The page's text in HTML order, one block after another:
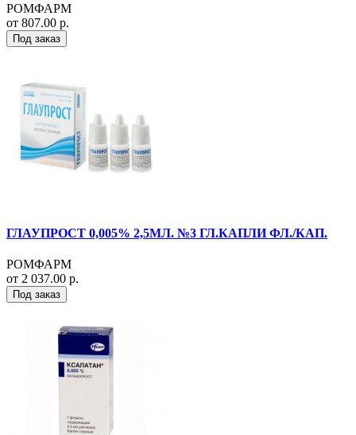
РОМФАРМ
от 807.00 р.
Под заказ
ГЛАУПРОСТ 0,005% 2,5МЛ. №3 ГЛ.КАПЛИ ФЛ./КАП.
РОМФАРМ
от 2 037.00 р.
Под заказ